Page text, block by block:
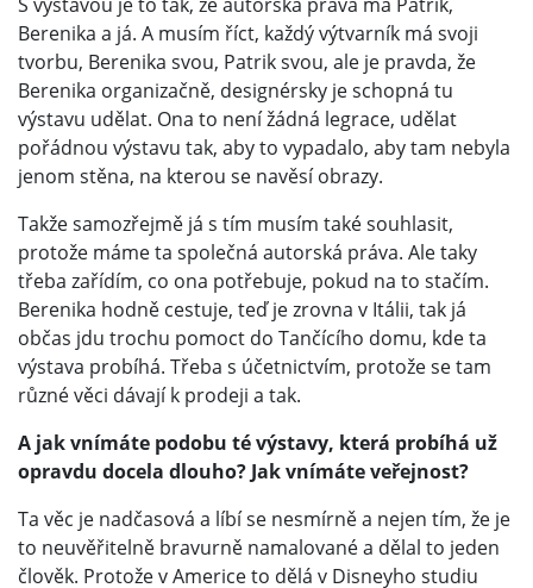
Berenika a já. A musím říct, každý výtvarník má svoji
tvorbu, Berenika svou, Patrik svou, ale je pravda, že
Berenika organizačně, designérsky je schopná tu
výstavu udělat. Ona to není žádná legrace, udělat
pořádnou výstavu tak, aby to vypadalo, aby tam nebyla
jenom stěna, na kterou se navěsí obrazy.
Takže samozřejmě já s tím musím také souhlasit,
protože máme ta společná autorská práva. Ale taky
třeba zařídím, co ona potřebuje, pokud na to stačím.
Berenika hodně cestuje, teď je zrovna v Itálii, tak já
občas jdu trochu pomoct do Tančícího domu, kde ta
výstava probíhá. Třeba s účetnictvím, protože se tam
různé věci dávají k prodeji a tak.
A jak vnímáte podobu té výstavy, která probíhá už
opravdu docela dlouho? Jak vnímáte veřejnost?
Ta věc je nadčasová a líbí se nesmírně a nejen tím, že je
to neuvěřitelně bravurně namalované a dělal to jeden
člověk. Protože v Americe to dělá v Disneyho studiu